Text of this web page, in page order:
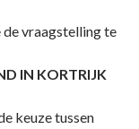
de vraagstelling te
IN KORTRIJK
keuze tussen